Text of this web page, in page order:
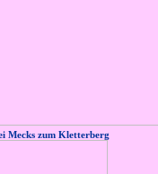
Mecks